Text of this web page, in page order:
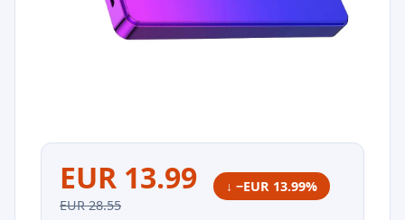
EUR 13.99
EUR 28.55
↓ −EUR 13.99%